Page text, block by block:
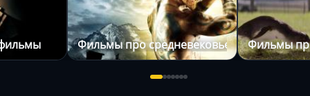
Фильмы про средневековье Фильмы